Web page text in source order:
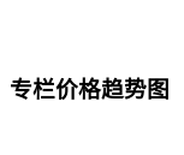
专栏价格趋势图